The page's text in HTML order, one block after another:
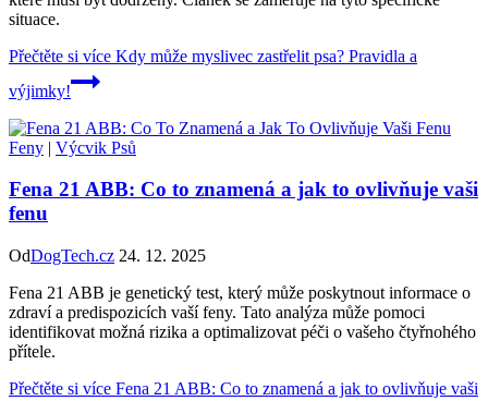
situace.
Přečtěte si více Kdy může myslivec zastřelit psa? Pravidla a
výjimky!
Feny | Výcvik Psů
Fena 21 ABB: Co to znamená a jak to ovlivňuje vaši
fenu
OdDogTech.cz 24. 12. 2025
Fena 21 ABB je genetický test, který může poskytnout informace o
zdraví a predispozicích vaší feny. Tato analýza může pomoci
identifikovat možná rizika a optimalizovat péči o vašeho čtyřnohého
přítele.
Přečtěte si více Fena 21 ABB: Co to znamená a jak to ovlivňuje vaši